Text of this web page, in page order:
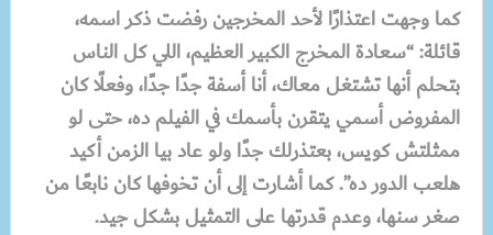
كما وجهت اعتذارًا لأحد المخرجين رفضت ذكر اسمه،
قائلة: “سعادة المخرج الكبير العظيم، اللي كل الناس
بتحلم أنها تشتغل معاك، أنا أسفة جدًا جدًا، وفعلًا كان
المفروض أسمي يتقرن بأسمك في الفيلم ده، حتى لو
ممثلتش كويس، بعتذرلك جدًا ولو عاد بيا الزمن أكيد
هلعب الدور ده”. كما أشارت إلى أن تخوفها كان نابعًا من
صغر سنها، وعدم قدرتها على التمثيل بشكل جيد.